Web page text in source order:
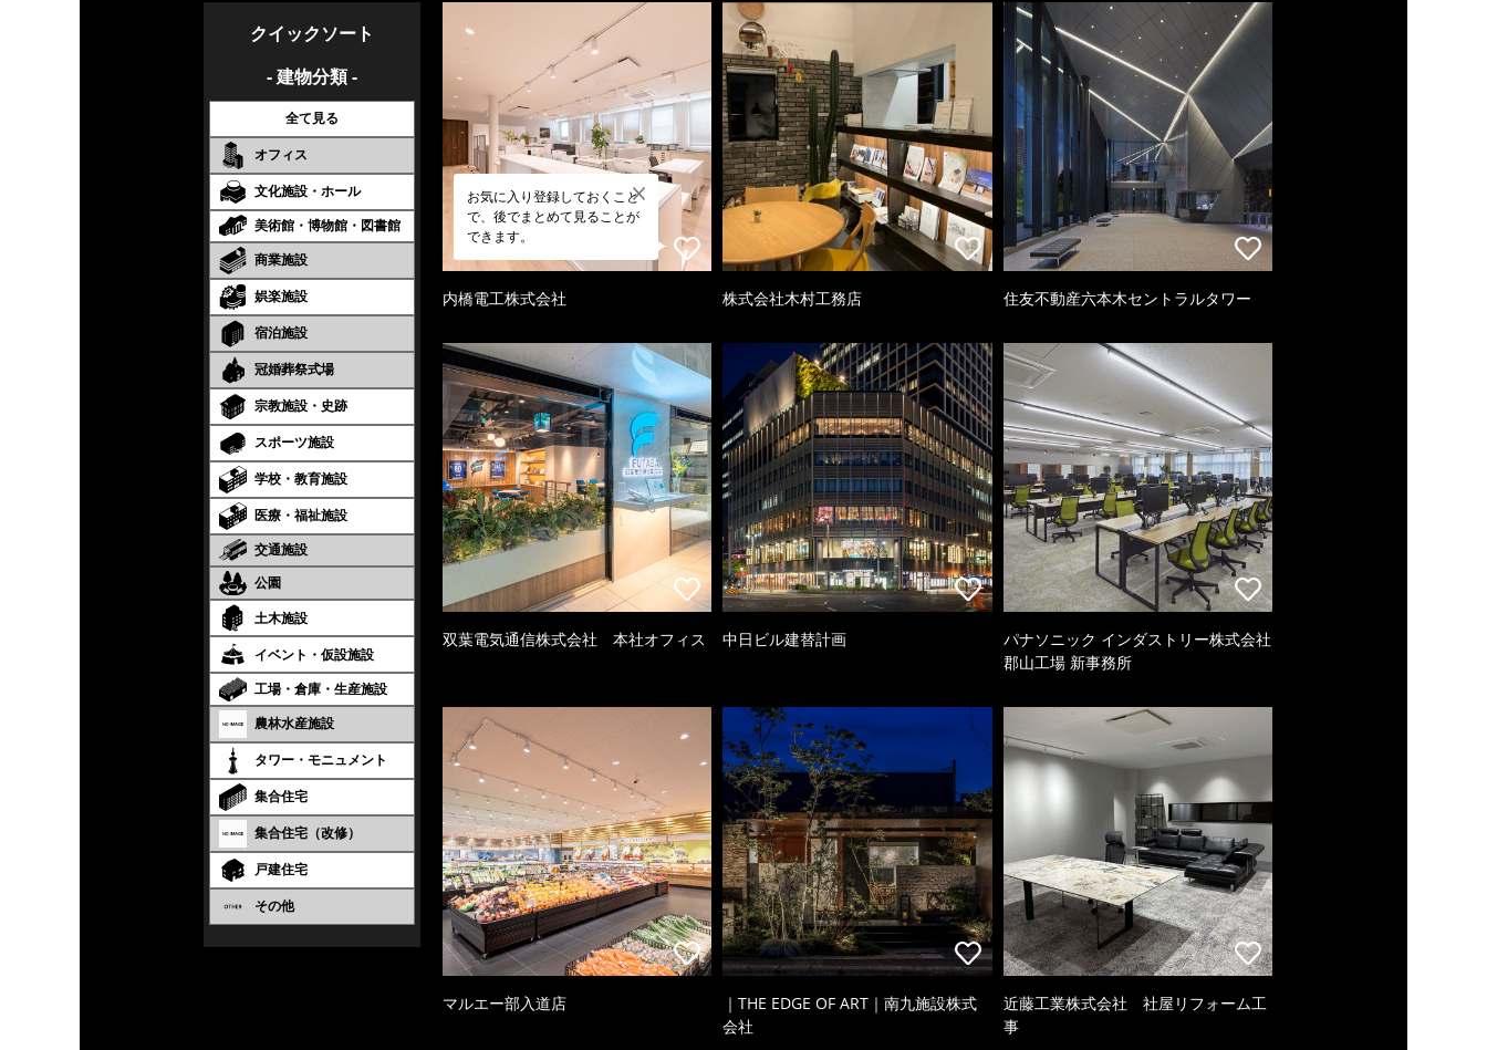
クイックソート
- 建物分類 -
全て見る
オフィス
文化施設・ホール
美術館・博物館・図書館
商業施設
娯楽施設
宿泊施設
冠婚葬祭式場
宗教施設・史跡
スポーツ施設
学校・教育施設
医療・福祉施設
交通施設
公園
土木施設
イベント・仮設施設
工場・倉庫・生産施設
農林水産施設
タワー・モニュメント
集合住宅
集合住宅（改修）
戸建住宅
その他
お気に入り登録しておくこと
で、後でまとめて見ることが
できます。
内橋電工株式会社 株式会社木村工務店 住友不動産六本木セントラルタワー
双葉電気通信株式会社 本社オフィス 中日ビル建替計画
パナソニック インダストリー株式会社
郡山工場 新事務所
マルエー部入道店
｜THE EDGE OF ART｜南九施設株式
会社
近藤工業株式会社 社屋リフォーム工
事